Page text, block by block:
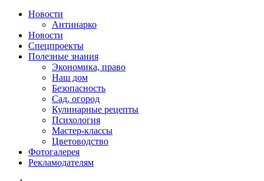
Новости
Антинарко
Новости
Спецпроекты
Полезные знания
Экономика, право
Наш дом
Безопасность
Сад, огород
Кулинарные рецепты
Психология
Мастер-классы
Цветоводство
Фотогалерея
Рекламодателям